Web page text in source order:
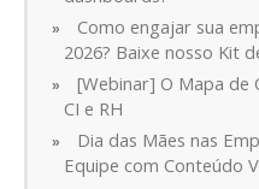
Como engajar sua
2026? Baixe nosso Kit
[Webinar] O Mapa de
CI e RH
Dia das Mães nas
Equipe com Conteúdo